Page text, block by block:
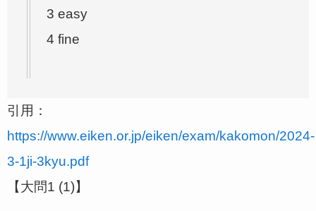
3 easy
4 fine
引用：
https://www.eiken.or.jp/eiken/exam/kakomon/2024-
3-1ji-3kyu.pdf
【大問1 (1)】